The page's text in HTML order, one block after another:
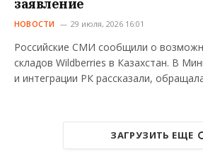
заявление
НОВОСТИ 29 июля, 2026 16:01
Российские СМИ сообщили о
складов Wildberries в Казахстан. В
и интеграции РК рассказали,
ЗАГРУЗИТЬ ЕЩЕ